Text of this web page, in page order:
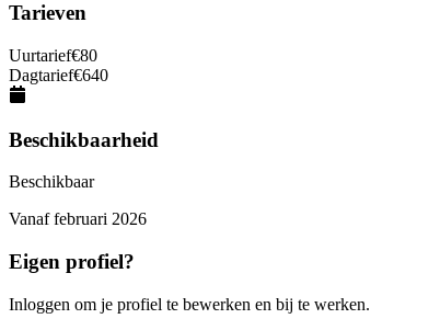
Tarieven
Uurtarief€80
Dagtarief€640
Beschikbaarheid
Beschikbaar
Vanaf februari 2026
Eigen profiel?
Inloggen om je profiel te bewerken en bij te werken.